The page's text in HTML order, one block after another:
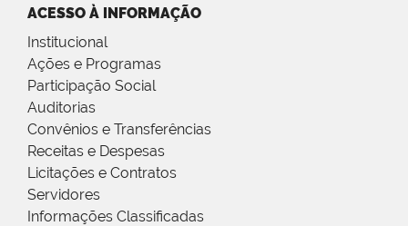
ACESSO À INFORMAÇÃO
Institucional
Ações e Programas
Participação Social
Auditorias
Convênios e Transferências
Receitas e Despesas
Licitações e Contratos
Servidores
Informações Classificadas